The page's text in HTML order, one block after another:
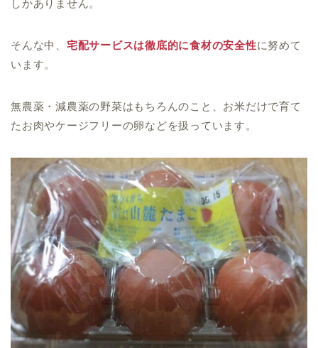
しかありません。
そんな中、 宅配サービスは徹底的に食材の安全性に努めて
います。
無農薬・減農薬の野菜はもちろんのこと、お米だけで育て
たお肉やケージフリーの卵などを扱っています。